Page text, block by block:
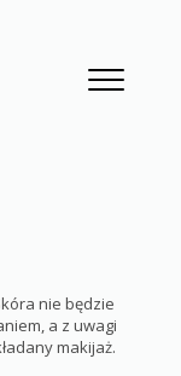
nie będzie
a z uwagi
makijaż.